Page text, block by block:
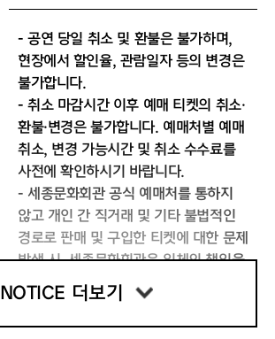
- 공연 당일 취소 및 환불은 불가하며,
현장에서 할인율, 관람일자 등의 변경은
불가합니다.
- 취소 마감시간 이후 예매 티켓의 취소·
환불·변경은 불가합니다. 예매처별 예매
취소, 변경 가능시간 및 취소 수수료를
사전에 확인하시기 바랍니다.
- 세종문화회관 공식 예매처를 통하지
않고 개인 간 직거래 및 기타 불법적인
경로로 판매 및 구입한 티켓에 대한 문제
발생 시, 세종문화회관은 일체의 책임을
지지 않으며 발생된 피해에 대해 해결해
드릴 수 없습니다.
NOTICE 더보기